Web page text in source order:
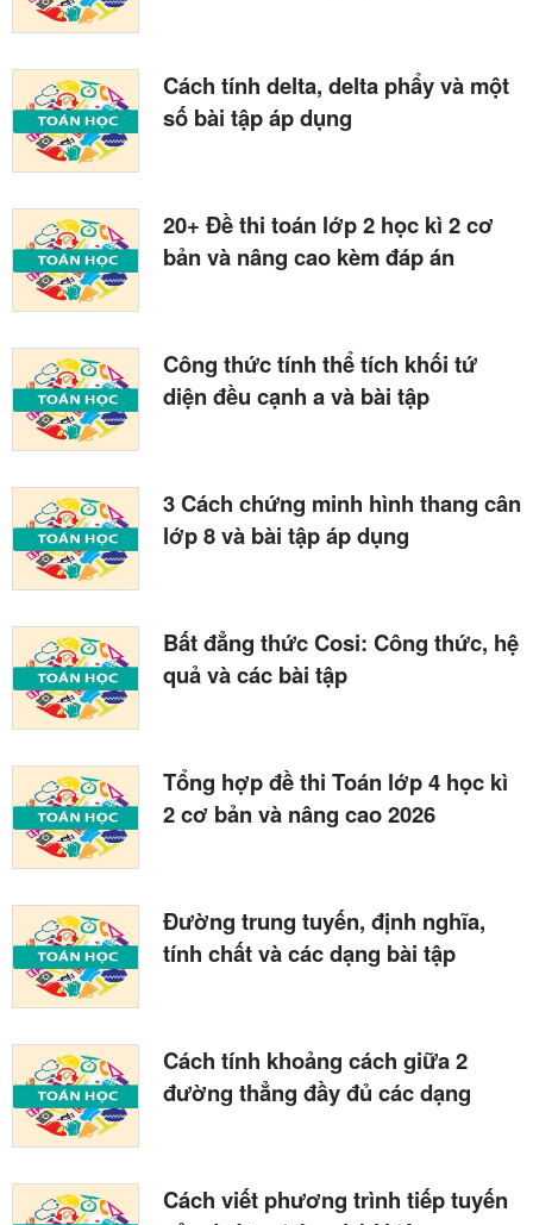
Cách tính delta, delta phẩy và một
số bài tập áp dụng
20+ Đề thi toán lớp 2 học kì 2 cơ
bản và nâng cao kèm đáp án
Công thức tính thể tích khối tứ
diện đều cạnh a và bài tập
3 Cách chứng minh hình thang cân
lớp 8 và bài tập áp dụng
Bất đẳng thức Cosi: Công thức, hệ
quả và các bài tập
Tổng hợp đề thi Toán lớp 4 học kì
2 cơ bản và nâng cao 2026
Đường trung tuyến, định nghĩa,
tính chất và các dạng bài tập
Cách tính khoảng cách giữa 2
đường thẳng đầy đủ các dạng
Cách viết phương trình tiếp tuyến